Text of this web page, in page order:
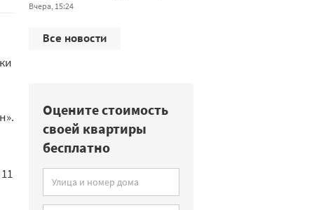
Вчера, 15:24
Все новости
Оцените стоимость
своей квартиры
бесплатно